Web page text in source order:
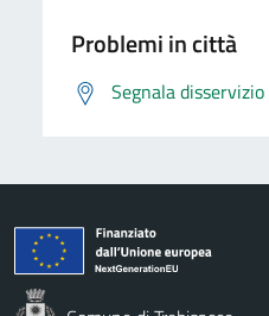
Problemi in città
Segnala disservizio